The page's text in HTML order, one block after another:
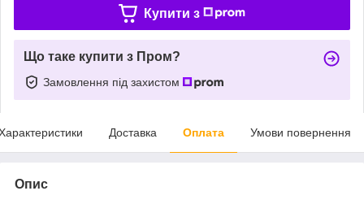
Купити з
Що таке купити з Пром?
Замовлення під захистом
Доставка Оплата Умови повернення
Опис